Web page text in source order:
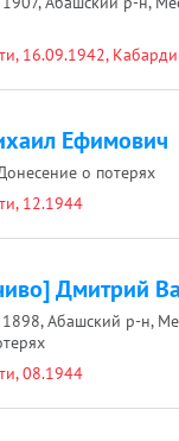
16.09.1942,
Ефимович
о потерях
12.1944
Дмитрий
Абашский р-н,
08.1944